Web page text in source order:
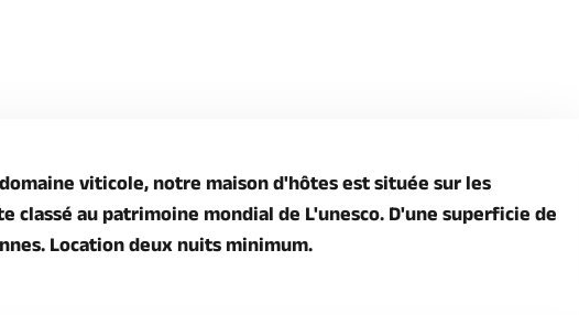
viticole, notre maison d'hôtes est située sur les
classé au patrimoine mondial de L'unesco. D'une superficie de
Location deux nuits minimum.